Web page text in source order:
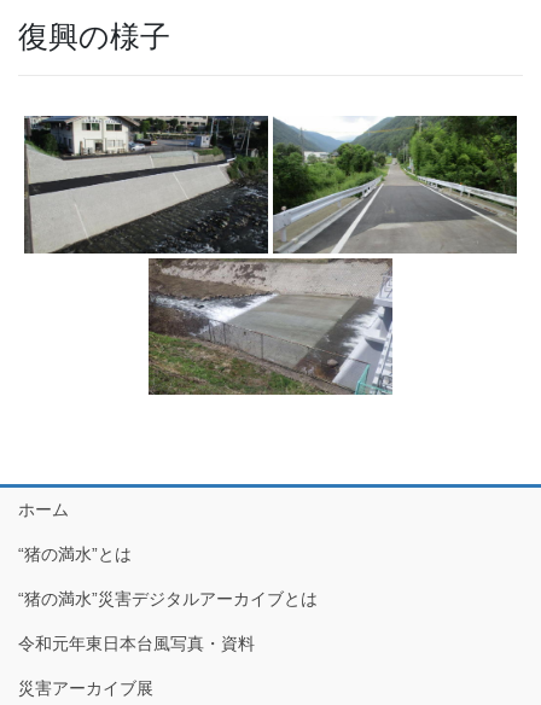
復興の様子
ホーム
“猪の満水”とは
“猪の満水”災害デジタルアーカイブとは
令和元年東日本台風写真・資料
災害アーカイブ展